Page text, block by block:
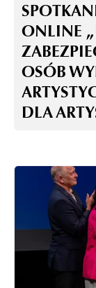
ONLINE
OSÓB
DLA